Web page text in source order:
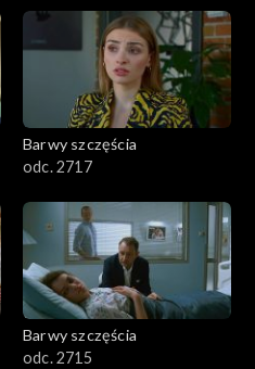
Barwy szczęścia
odc. 2717
Barwy szczęścia
odc. 2715